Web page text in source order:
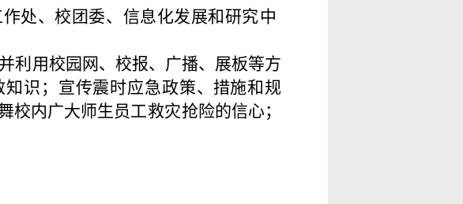
处、校团委、信息化发展和研究中
利用校园网、校报、广播、展板等方
识；宣传震时应急政策、措施和规
校内广大师生员工救灾抢险的信心；